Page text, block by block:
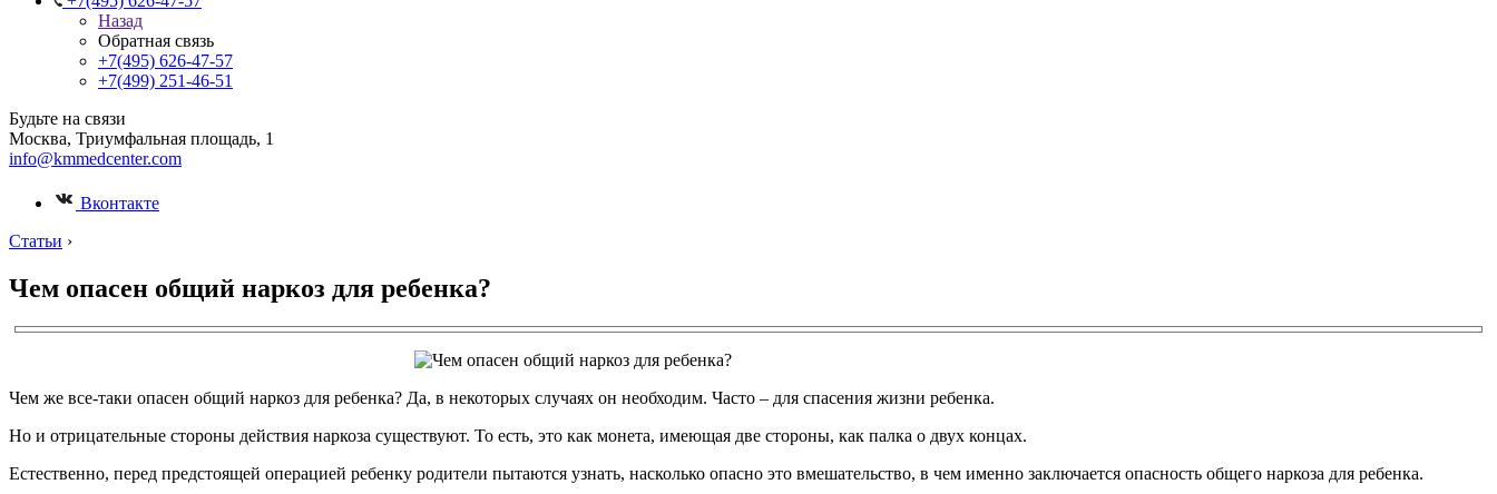
Назад
Обратная связь
+7(495) 626-47-57
+7(499) 251-46-51
Будьте на связи
Москва, Триумфальная площадь, 1
info@kmmedcenter.com
Вконтакте
Статьи ›
Чем опасен общий наркоз для ребенка?
Чем же все-таки опасен общий наркоз для ребенка? Да, в некоторых случаях он необходим. Часто – для спасения жизни ребенка.
Но и отрицательные стороны действия наркоза существуют. То есть, это как монета, имеющая две стороны, как палка о двух концах.
Естественно, перед предстоящей операцией ребенку родители пытаются узнать, насколько опасно это вмешательство, в чем именно заключается опасность общего наркоза для ребенка.